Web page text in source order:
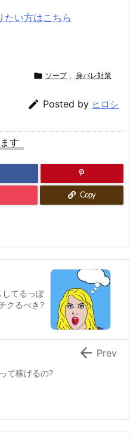
たい方はこちら
 ソープ , 身バレ対策
 Posted by ヒロシ
す
Copy
してるっぽ
クるべき?
て稼げるの?
 Prev